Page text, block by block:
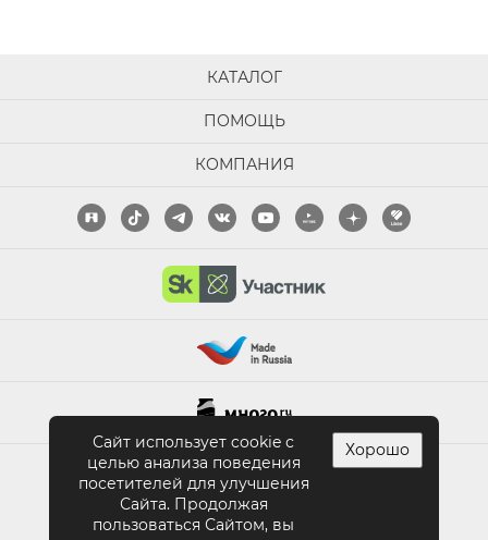
КАТАЛОГ
ПОМОЩЬ
КОМПАНИЯ
ПОЛНАЯ ВЕРСИЯ САЙТА
Сайт использует cookie с
целью анализа поведения
посетителей для улучшения
Сайта. Продолжая
пользоваться Сайтом, вы
Хорошо